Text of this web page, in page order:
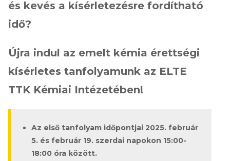
és kevés a kísérletezésre fordítható
idő?
Újra indul az emelt kémia érettségi
kísérletes tanfolyamunk az ELTE
TTK Kémiai Intézetében!
Az első tanfolyam időpontjai 2025. február
5. és február 19. szerdai napokon 15:00-
18:00 óra között.